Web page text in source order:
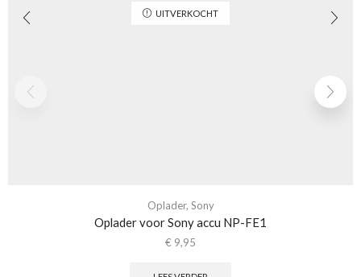
UITVERKOCHT
Oplader, Sony
Oplader voor Sony accu NP-FE1
€ 9,95